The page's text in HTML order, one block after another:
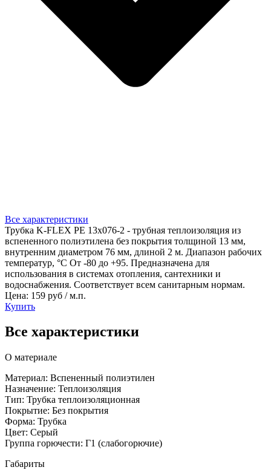
Все характеристики
Трубка K-FLEX PE 13x076-2 - трубная теплоизоляция из
вспененного полиэтилена без покрытия толщиной 13 мм,
внутренним диаметром 76 мм, длиной 2 м. Диапазон рабочих
температур, °C От -80 до +95. Предназначена для
использования в системах отопления, сантехники и
водоснабжения. Соответствует всем санитарным нормам.
Цена: 159 руб / м.п.
Купить
Все характеристики
О материале
Материал: Вспененный полиэтилен
Назначение: Теплоизоляция
Тип: Трубка теплоизоляционная
Покрытие: Без покрытия
Форма: Трубка
Цвет: Серый
Группа горючести: Г1 (слабогорючие)
Габариты